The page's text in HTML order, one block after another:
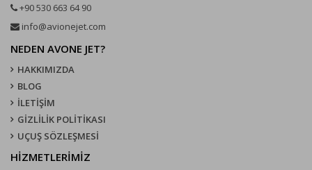
+90 530 663 64 90
info@avionejet.com
NEDEN AVONE JET?
HAKKIMIZDA
BLOG
İLETİŞİM
GİZLİLİK POLİTİKASI
UÇUŞ SÖZLEŞMESI
HİZMETLERİMİZ